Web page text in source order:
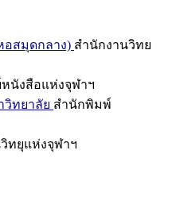
อสมุดกลาง) สำนักงานวิทย
นังสือแห่งจุฬาฯ
ทยาลัย สำนักพิมพ์
ทยุแห่งจุฬาฯ